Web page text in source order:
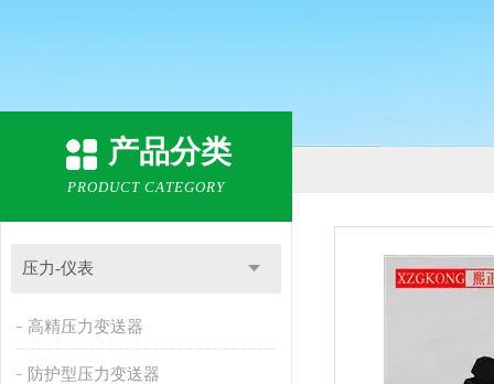
产品分类
PRODUCT CATEGORY
压力-仪表
高精压力变送器
防护型压力变送器